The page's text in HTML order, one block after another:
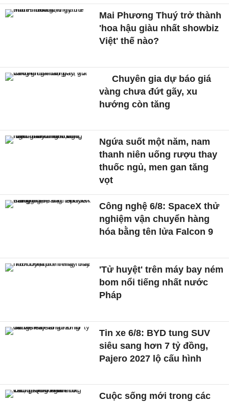
Mai Phương Thuý trở thành
'hoa hậu giàu nhất showbiz
Việt' thế nào?
Chuyên gia dự báo giá
vàng chưa đứt gãy, xu
hướng còn tăng
Ngứa suốt một năm, nam
thanh niên uống rượu thay
thuốc ngủ, men gan tăng
vọt
Công nghệ 6/8: SpaceX thử
nghiệm vận chuyển hàng
hóa bằng tên lửa Falcon 9
'Tử huyệt' trên máy bay ném
bom nổi tiếng nhất nước
Pháp
Tin xe 6/8: BYD tung SUV
siêu sang hơn 7 tỷ đồng,
Pajero 2027 lộ cấu hình
Cuộc sống mới trong các